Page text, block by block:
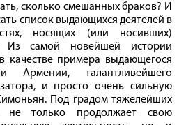
сколько смешанных браков? И
список выдающихся деятелей в
носящих (или носивших)
Из самой новейшей истории
качестве примера выдающегося
Армении, талантливейшего
и просто очень сильную
Под градом тяжелейших
не только продолжает свою